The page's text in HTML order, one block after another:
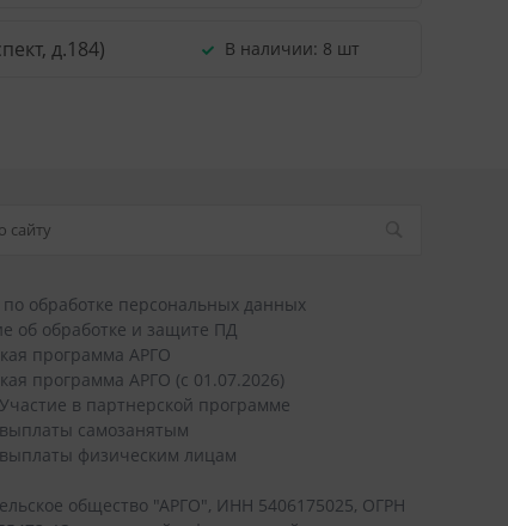
д.184) В наличии: 8 шт
обработке персональных данных
об обработке и защите ПД
программа АРГО
программа АРГО (с 01.07.2026)
в партнерской программе
самозанятым
физическим лицам
общество "АРГО", ИНН 5406175025, ОГРН